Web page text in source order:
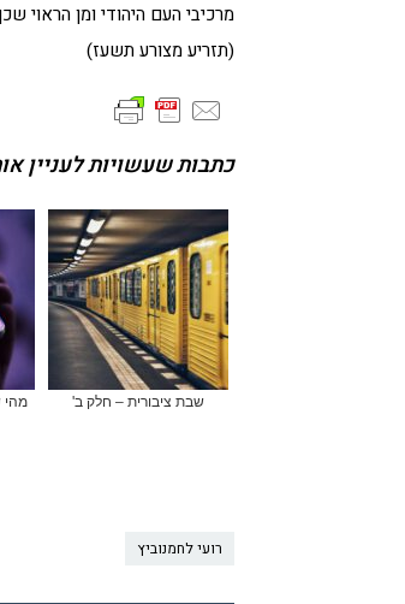
מרכיבי העם היהודי ומן הראוי
(תזריע מצורע תשעז)
כתבות שעשויות לעניין
שבת ציבורית – חלק ב' מהי
רועי לחמנוביץ